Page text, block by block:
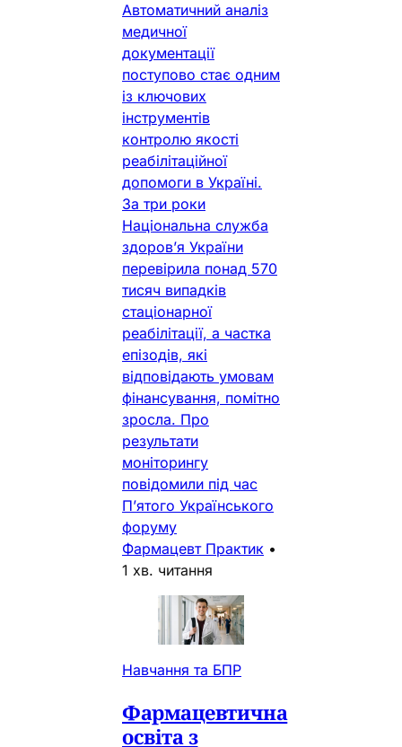
Автоматичний аналіз
медичної
документації
поступово стає одним
із ключових
інструментів
контролю якості
реабілітаційної
допомоги в Україні.
За три роки
Національна служба
здоров’я України
перевірила понад 570
тисяч випадків
стаціонарної
реабілітації, а частка
епізодів, які
відповідають умовам
фінансування, помітно
зросла. Про
результати
моніторингу
повідомили під час
П’ятого Українського
форуму
Фармацевт Практик •
1 хв. читання
Навчання та БПР
Фармацевтична
освіта з